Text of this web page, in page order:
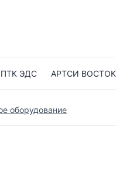
ПТК ЭДС АРТСИ ВОСТОК
оборудование